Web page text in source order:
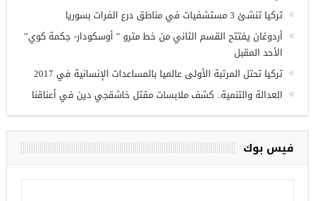
وزير الدفاع التركي يبحث مع نظيره الروسي القضايا الأمنية
الإقليمية
تركيا تنشئ 3 مستشفيات في مناطق درع الفرات بسوريا
أردوغان يفتتح القسم الثاني من خط مترو ” أوسكودار- جكمة كوي”
الأحد المقبل
تركيا تحتل المرتبة الأولى عالميا بالمساعدات الإنسانية في 2017
العدالة والتنمية.. كشف ملابسات مقتل خاشقجي دين في أعناقنا
فيس بوك